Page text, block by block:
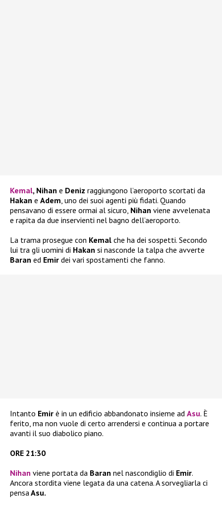
Kemal, Nihan e Deniz raggiungono l’aeroporto scortati da
Hakan e Adem, uno dei suoi agenti più fidati. Quando
pensavano di essere ormai al sicuro, Nihan viene avvelenata
e rapita da due inservienti nel bagno dell’aeroporto.
La trama prosegue con Kemal che ha dei sospetti. Secondo
lui tra gli uomini di Hakan si nasconde la talpa che avverte
Baran ed Emir dei vari spostamenti che fanno.
Intanto Emir è in un edificio abbandonato insieme ad Asu. È
ferito, ma non vuole di certo arrendersi e continua a portare
avanti il suo diabolico piano.
ORE 21:30
Nihan viene portata da Baran nel nascondiglio di Emir.
Ancora stordita viene legata da una catena. A sorvegliarla ci
pensaAsu.